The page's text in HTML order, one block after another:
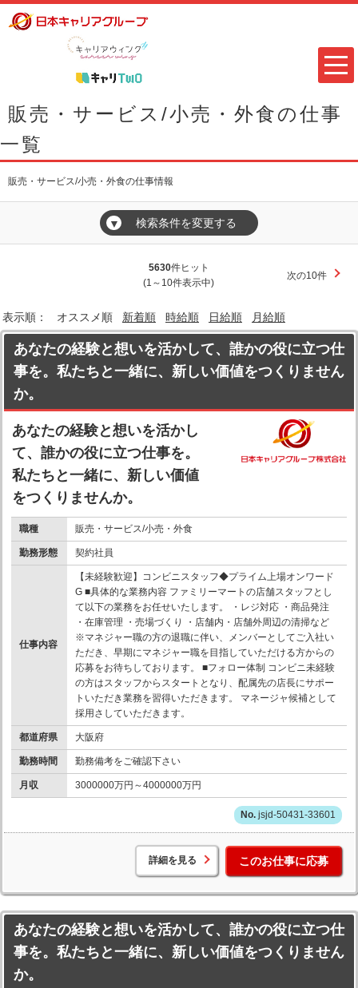
販売・サービス/小売・外食の仕事
一覧
販売・サービス/小売・外食の仕事情報
▼ 検索条件を変更する
5630件ヒット
(1～10件表示中)
次の10件
表示順： オススメ順 新着順 時給順 日給順 月給順
あなたの経験と想いを活かして、誰かの役に立つ仕
事を。私たちと一緒に、新しい価値をつくりません
か。
あなたの経験と想いを活かし
て、誰かの役に立つ仕事を。
私たちと一緒に、新しい価値
をつくりませんか。
職種 販売・サービス/小売・外食
勤務形態 契約社員
仕事内容
【未経験歓迎】コンビニスタッフ◆プライム上場オンワード
G ■具体的な業務内容 ファミリーマートの店舗スタッフとし
て以下の業務をお任せいたします。 ・レジ対応 ・商品発注
・在庫管理 ・売場づくり ・店舗内・店舗外周辺の清掃など
※マネジャー職の方の退職に伴い、メンバーとしてご入社い
ただき、早期にマネジャー職を目指していただける方からの
応募をお待ちしております。 ■フォロー体制 コンビニ未経験
の方はスタッフからスタートとなり、配属先の店長にサポー
トいただき業務を習得いただきます。 マネージャ候補として
採用さしていただきます。
都道府県 大阪府
勤務時間 勤務備考をご確認下さい
月収 3000000万円～4000000万円
jsjd-50431-33601
詳細を見る このお仕事に応募
あなたの経験と想いを活かして、誰かの役に立つ仕
事を。私たちと一緒に、新しい価値をつくりません
か。